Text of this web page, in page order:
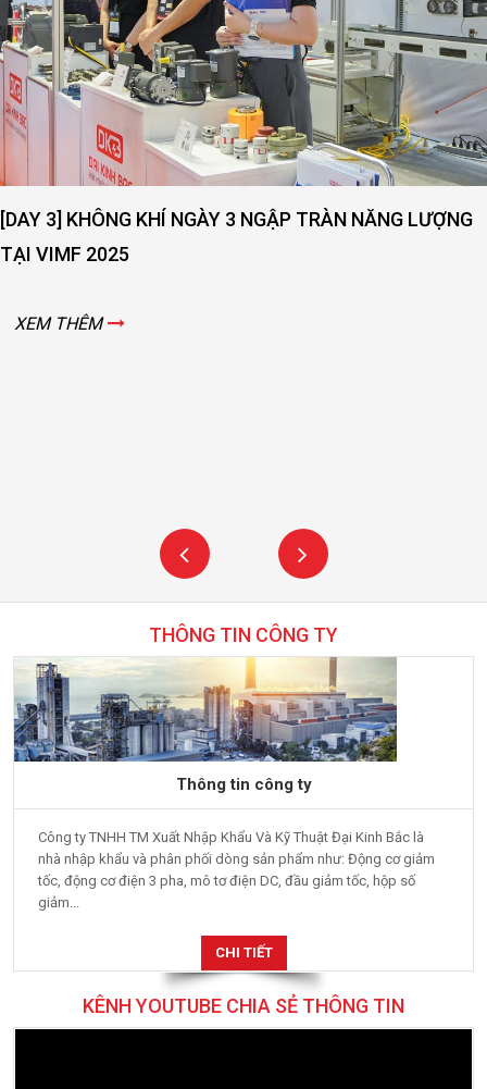
[DAY 3] KHÔNG KHÍ NGÀY 3 NGẬP TRÀN NĂNG LƯỢNG
TẠI VIMF 2025
XEM THÊM
THÔNG TIN CÔNG TY
Thông tin công ty
Công ty TNHH TM Xuất Nhập Khẩu Và Kỹ Thuật Đại Kinh Bắc là
nhà nhập khẩu và phân phối dòng sản phẩm như: Động cơ giảm
tốc, động cơ điện 3 pha, mô tơ điện DC, đầu giảm tốc, hộp số
giảm...
CHI TIẾT
KÊNH YOUTUBE CHIA SẺ THÔNG TIN